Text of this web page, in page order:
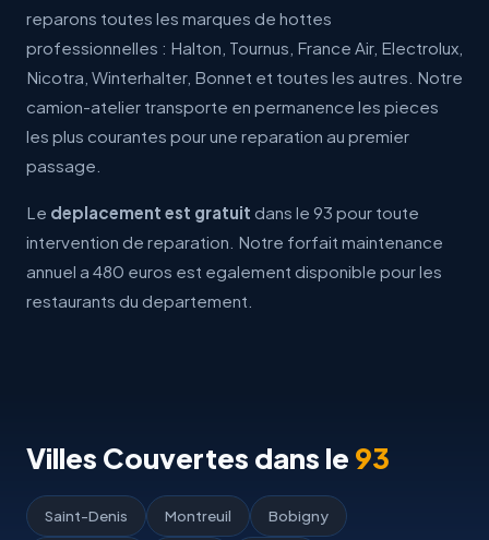
reparons toutes les marques de hottes
professionnelles : Halton, Tournus, France Air, Electrolux,
Nicotra, Winterhalter, Bonnet et toutes les autres. Notre
camion-atelier transporte en permanence les pieces
les plus courantes pour une reparation au premier
passage.
Le deplacement est gratuit dans le 93 pour toute
intervention de reparation. Notre forfait maintenance
annuel a 480 euros est egalement disponible pour les
restaurants du departement.
Villes Couvertes dans le 93
Saint-Denis Montreuil Bobigny